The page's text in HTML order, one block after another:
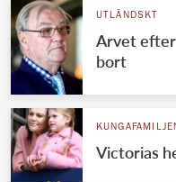
UTLÄNDSKT
Arvet
bort
Victorias